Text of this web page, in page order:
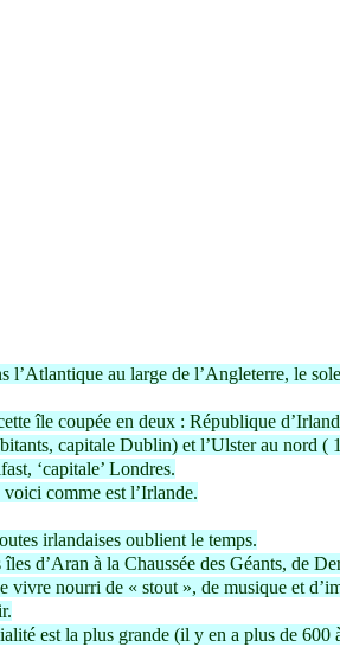
l’Atlantique au large de l’Angleterre, le
île coupée en deux : République
capitale Dublin) et l’Ulster au nord (
‘capitale’ Londres.
comme est l’Irlande.
irlandaises oublient le temps.
d’Aran à la Chaussée des Géants, de
vivre nourri de « stout », de musique et
est la plus grande (il y en a plus de